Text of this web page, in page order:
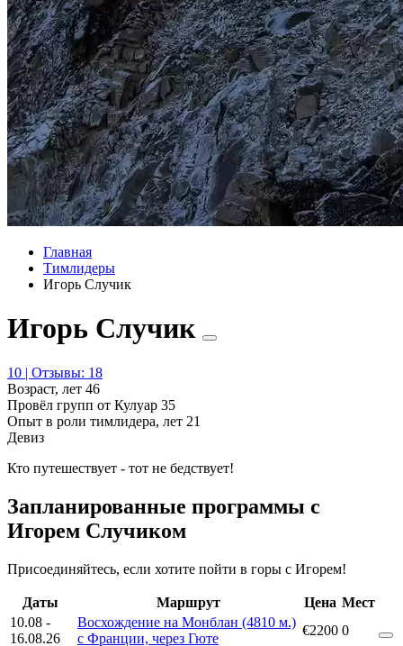
Главная
Тимлидеры
Игорь Случик
Игорь Случик
10 | Отзывы: 18
Возраст, лет 46
Провёл групп от Кулуар 35
Опыт в роли тимлидера, лет 21
Девиз
Кто путешествует - тот не бедствует!
Запланированные программы с
Игорем Случиком
Присоединяйтесь, если хотите пойти в горы с Игорем!
Даты Маршрут Цена Мест
10.08 -
16.08.26
Восхождение на Монблан (4810 м.)
с Франции, через Гюте
€2200 0